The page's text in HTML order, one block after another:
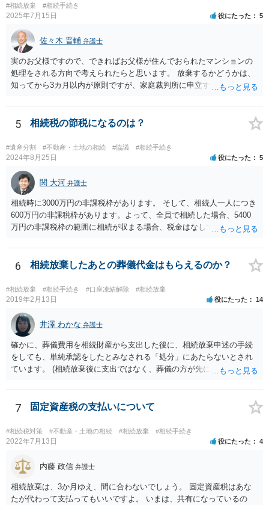
#相続放棄
#相続手続き
2025年7月15日 役にたった 5
佐々木 晋輔 弁護士
実のお父様ですので、できればお父様が住んでおられたマンションの
処理をされる方向で考えられたらと思います。 放棄するかどうかは、
知ってから3カ月以内が原則ですが、家庭裁判所に申立すれば3カ月の
放棄するかどうか決めることができます。 銀行やサラ金が数年も放置
することはありませんので、数年後に借金が発見される可能性はほぼ
ありません。 なお、私が扱った相続放棄を検討していた案件で、期間
伸長して調査したところ、サラ金に対する過払金など相当な財産が見
つかったため相続したという事例がありました。
5 相続税の節税になるのは？
#遺産分割 #不動産・土地の相続 #協議 #相続手続き
2024年8月25日 役にたった 5
関 大河 弁護士
相続時に3000万円の非課税枠があります。 そして、相続人一人につき
600万円の非課税枠があります。よって、全員で相続した場合、5400
万円の非課税枠の範囲に相続が収まる場合、税金はなしです。 一人が
範囲となります。 一般的には、全員で相続する方が税金はお得です。
また、全員で相続しても、話し合いの結果、親がすべて相続と決める
こともできます。この場合でも相続の非課税枠は、全員で相続した540
0万円分使えます。 父が亡くなり、母が全部相続すると、母から三人
で相続する際は、4800万円が非課税枠となります。 そうすると、母が
亡くなってから相続すると、両親のどちらかが亡くなってから相続す
るより非課税の枠が減少します。 計画的に相続をするのがおすすめと
いうことになります。これ以外にも気をつける点はあるかもしれませ
んので、一度相談して想定するのがおすすめと思います。
6 相続放棄したあとの葬儀代金はもらえるのか？
#相続放棄 #相続手続き #口座凍結解除 #相続放棄
2019年2月13日 役にたった 14
井澤 わかな 弁護士
確かに、葬儀費用を相続財産から支出した後に、相続放棄申述の手続
をしても、単純承認をしたとみなされる「処分」にあたらないとされ
ています。 (相続放棄後に支出ではなく、葬儀の方が先に来るのが通常
述の手続ということだと思いますが) ただ、葬儀費用ならいくらでもよ
いということではなく、身分相応の、社会的儀式として当然認められ
る程度の金額に留まると考えた方がよいです。 もし、相続人の皆さん
に葬儀費用を支出する経済力がなく、質素な葬儀を行った費用であれ
ば相続財産から支出しても単純承認と認められない可能性が高いの
7 固定資産税の支払いについて
#相続税対策 #不動産・土地の相続 #相続放棄 #相続手続き
2022年7月13日 役にたった 4
内藤 政信 弁護士
相続放棄は、3か月ゆえ、間に合わないでしょう。 固定資産税はあな
たが代わって支払ってもいいですよ。 いまは、共有になっているの